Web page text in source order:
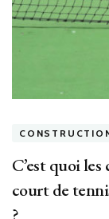
C’est quoi les
court de